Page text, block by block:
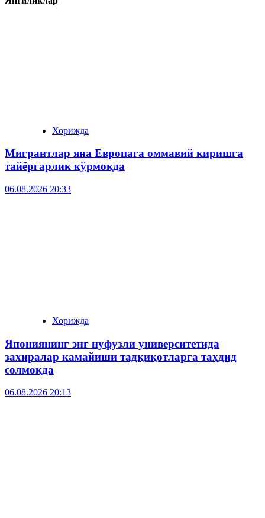
Хорижда
Мигрантлар яна Европага оммавий киришга
тайёргарлик кўрмоқда
06.08.2026 20:33
Хорижда
Япониянинг энг нуфузли университетида
захиралар камайиши тадқиқотларга таҳдид
солмоқда
06.08.2026 20:13